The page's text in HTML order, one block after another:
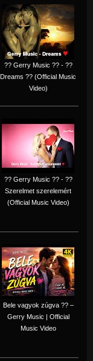
?? Gerry Music ?? - ??
Dreams ?? (Official Music
Video)
?? Gerry Music ?? - ??
Szerelmet szerelemért
(Official Music Video)
Bele vagyok zúgva ?? –
Gerry Music | Official
Music Video